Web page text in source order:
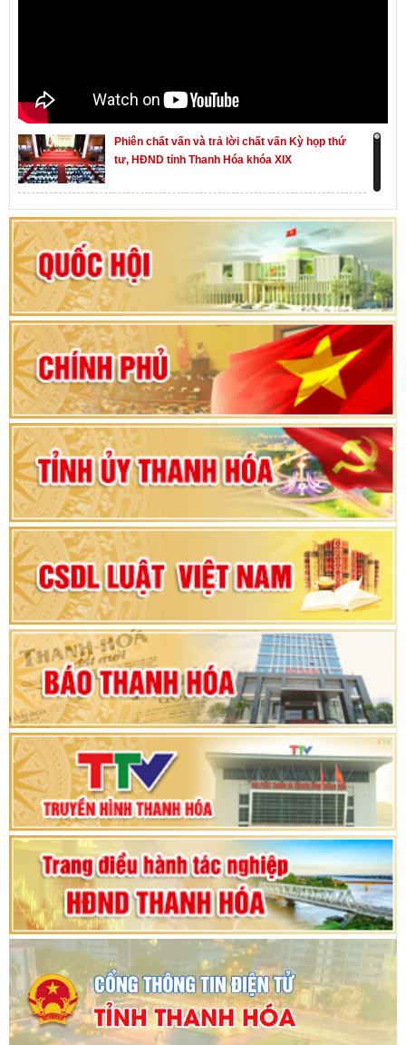
Phiên chất vấn và trả lời chất vấn Kỳ họp thứ
tư, HĐND tỉnh Thanh Hóa khóa XIX
Khai mạc kỳ họp thứ Nhất, Quốc hội khóa XVI
Hướng dẫn quy trình bỏ phiếu bầu cử ĐBQH
khoá XVI và đại biểu HĐND các cấp nhiệm kỳ
2026-2031
80 năm Quốc hội Việt Nam: vì lợi ích Nhân dân,
vì sự phát triển của đất nước
Bộ Chính trị duyệt nội dung Đại hội đại biểu
Đảng bộ tỉnh Thanh Hóa lần thứ XX, nhiệm kỳ
2025 - 2030
Đại hội đại biểu Đảng bộ xã Yên Thọ lần thứ I,
nhiệm kỳ 2025 – 2030
Đại hội Đảng bộ xã Yên Ninh lần thứ nhất,
nhiệm kỳ 2025 - 2030
Khai mạc Kỳ họp bất thường lần thứ 9, Quốc
hội khóa XV
Phiên thảo luận Kỳ họp thứ 24, HĐND tỉnh
Thanh Hóa khóa XVIII, nhiệm kỳ 2021 - 2026
Bế mạc Kỳ họp thứ hai bốn, Hội đồng nhân dân
tỉnh khoá XVIII